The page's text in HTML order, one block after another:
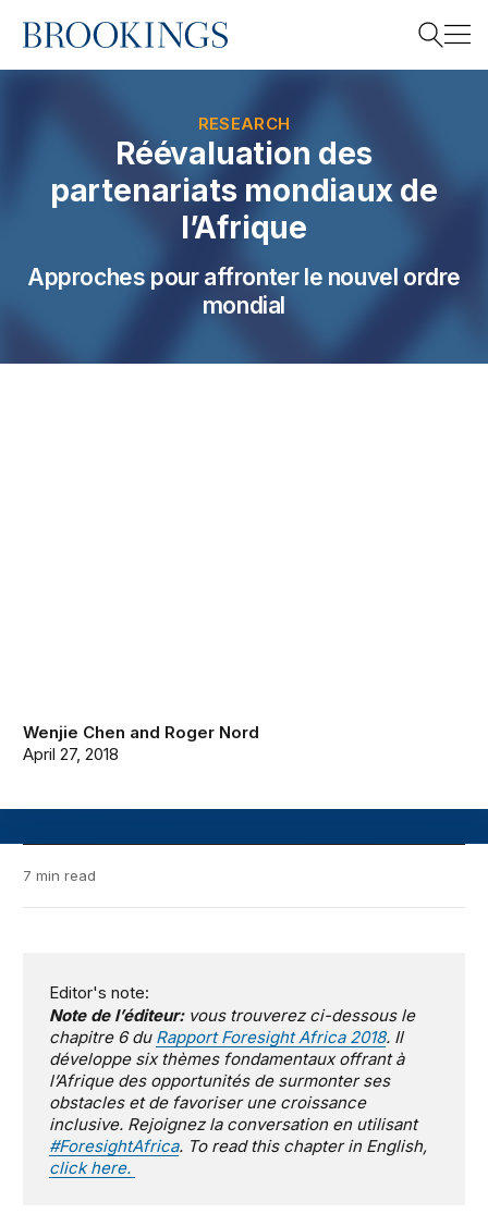
Home
Search
RESEARCH
Réévaluation des
partenariats mondiaux de
l’Afrique
Approches pour affronter le nouvel ordre
mondial
Wenjie Chen and Roger Nord
April 27, 2018
7 min read
Editor's note:
Note de l’éditeur:vous trouverez ci-dessous le
chapitre 6 du Rapport Foresight Africa 2018. Il
développe six thèmes fondamentaux offrant à
l’Afrique des opportunités de surmonter ses
obstacles et de favoriser une croissance
inclusive. Rejoignez la conversation en utilisant
#ForesightAfrica. To read this chapter in English,
click here.